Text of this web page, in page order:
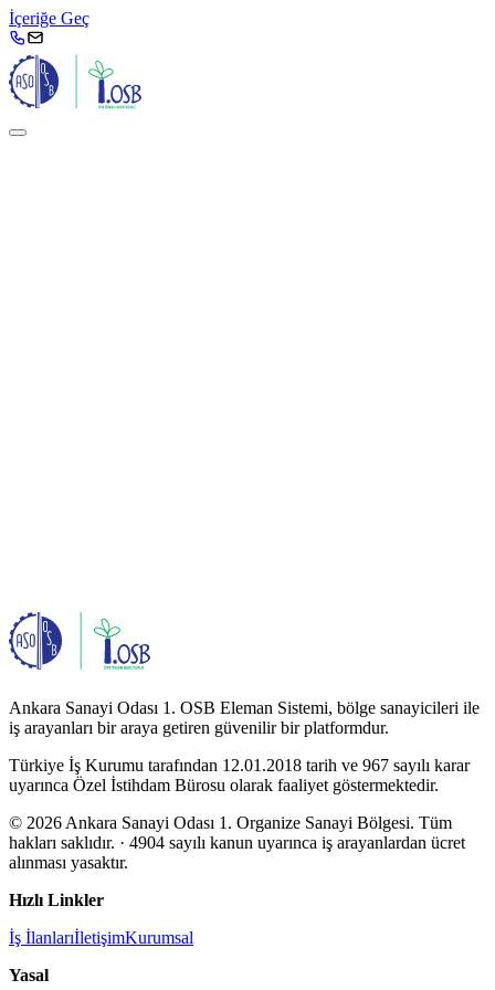
İçeriğe Geç
Ankara Sanayi Odası 1. OSB Eleman Sistemi, bölge sanayicileri ile
iş arayanları bir araya getiren güvenilir bir platformdur.
Türkiye İş Kurumu tarafından 12.01.2018 tarih ve 967 sayılı karar
uyarınca Özel İstihdam Bürosu olarak faaliyet göstermektedir.
© 2026 Ankara Sanayi Odası 1. Organize Sanayi Bölgesi. Tüm
hakları saklıdır. · 4904 sayılı kanun uyarınca iş arayanlardan ücret
alınması yasaktır.
Hızlı Linkler
İş İlanlarıİletişimKurumsal
Yasal